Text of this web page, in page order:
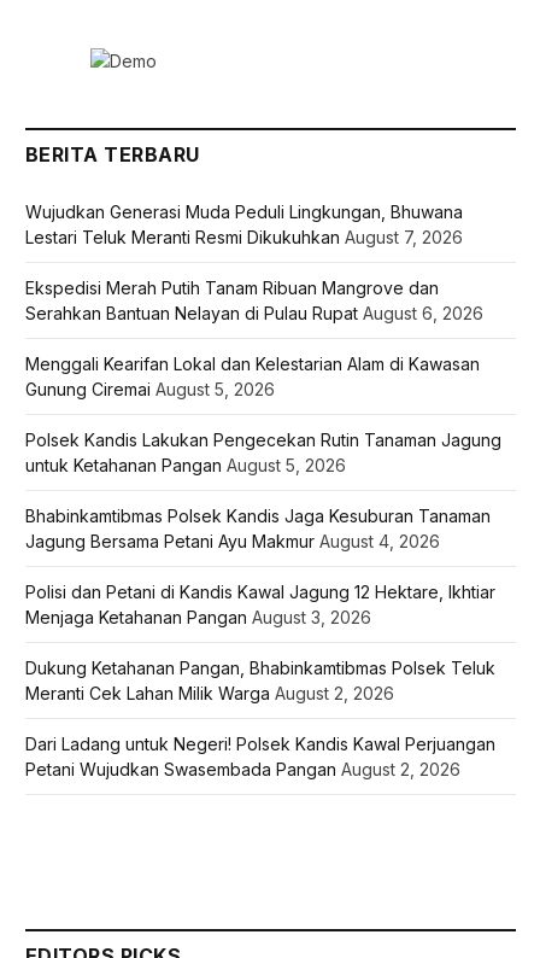
BERITA TERBARU
Wujudkan Generasi Muda Peduli Lingkungan, Bhuwana
Lestari Teluk Meranti Resmi Dikukuhkan August 7, 2026
Ekspedisi Merah Putih Tanam Ribuan Mangrove dan
Serahkan Bantuan Nelayan di Pulau Rupat August 6, 2026
Menggali Kearifan Lokal dan Kelestarian Alam di Kawasan
Gunung Ciremai August 5, 2026
Polsek Kandis Lakukan Pengecekan Rutin Tanaman Jagung
untuk Ketahanan Pangan August 5, 2026
Bhabinkamtibmas Polsek Kandis Jaga Kesuburan Tanaman
Jagung Bersama Petani Ayu Makmur August 4, 2026
Polisi dan Petani di Kandis Kawal Jagung 12 Hektare, Ikhtiar
Menjaga Ketahanan Pangan August 3, 2026
Dukung Ketahanan Pangan, Bhabinkamtibmas Polsek Teluk
Meranti Cek Lahan Milik Warga August 2, 2026
Dari Ladang untuk Negeri! Polsek Kandis Kawal Perjuangan
Petani Wujudkan Swasembada Pangan August 2, 2026